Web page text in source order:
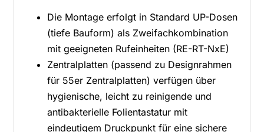
Die Montage erfolgt in Standard UP-Dosen
(tiefe Bauform) als Zweifachkombination
mit geeigneten Rufeinheiten (RE-RT-NxE)
Zentralplatten (passend zu Designrahmen
für 55er Zentralplatten) verfügen über
hygienische, leicht zu reinigende und
antibakterielle Folientastatur mit
eindeutigem Druckpunkt für eine sichere